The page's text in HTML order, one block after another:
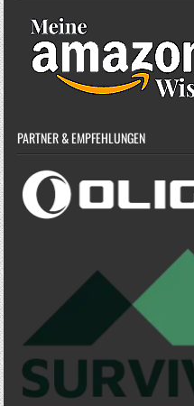
PARTNER & EMPFEHLUNGEN